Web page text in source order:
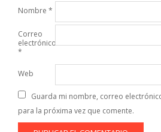
Nombre *
Correo
electrónico
*
Web
Guarda mi nombre, correo
para la próxima vez que comente.